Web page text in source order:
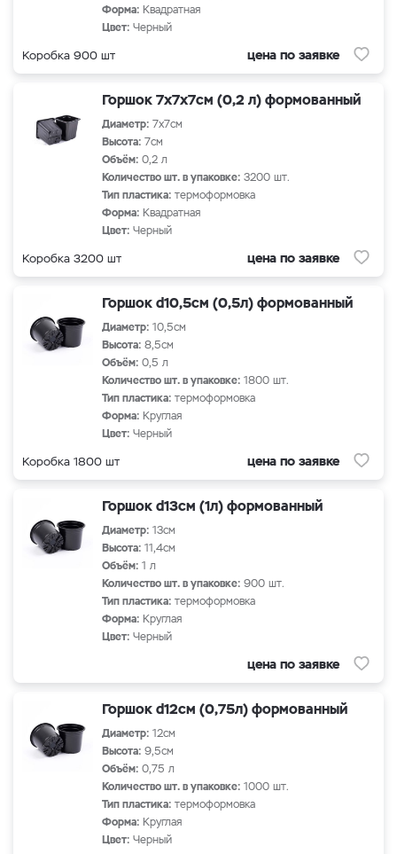
Форма: Квадратная
Цвет: Черный
Коробка 900 шт цена по заявке
Горшок 7х7х7см (0,2 л) формованный
Диаметр: 7х7см
Высота: 7см
Объём: 0,2 л
Количество шт. в упаковке: 3200 шт.
Тип пластика: термоформовка
Форма: Квадратная
Цвет: Черный
Коробка 3200 шт цена по заявке
Горшок d10,5см (0,5л) формованный
Диаметр: 10,5см
Высота: 8,5см
Объём: 0,5 л
Количество шт. в упаковке: 1800 шт.
Тип пластика: термоформовка
Форма: Круглая
Цвет: Черный
Коробка 1800 шт цена по заявке
Горшок d13см (1л) формованный
Диаметр: 13см
Высота: 11,4см
Объём: 1 л
Количество шт. в упаковке: 900 шт.
Тип пластика: термоформовка
Форма: Круглая
Цвет: Черный
цена по заявке
Горшок d12см (0,75л) формованный
Диаметр: 12см
Высота: 9,5см
Объём: 0,75 л
Количество шт. в упаковке: 1000 шт.
Тип пластика: термоформовка
Форма: Круглая
Цвет: Черный